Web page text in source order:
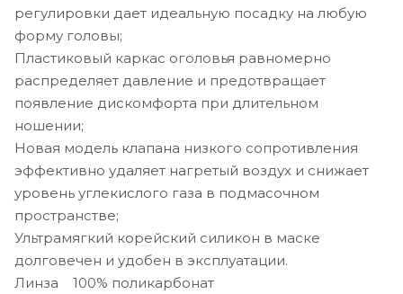
регулировки дает идеальную посадку на любую
форму головы;
Пластиковый каркас оголовья равномерно
распределяет давление и предотвращает
появление дискомфорта при длительном
ношении;
Новая модель клапана низкого сопротивления
эффективно удаляет нагретый воздух и снижает
уровень углекислого газа в подмасочном
пространстве;
Ультрамягкий корейский силикон в маске
долговечен и удобен в эксплуатации.
Линза 100% поликарбонат